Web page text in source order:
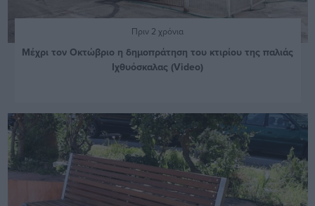
Πριν 2 χρόνια
Μέχρι τον Οκτώβριο η δημοπράτηση του κτιρίου της παλιάς
Ιχθυόσκαλας (Video)